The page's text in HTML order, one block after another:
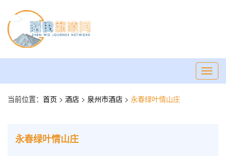
当前位置： 首页 > 酒店 > 泉州市酒店 > 永春绿叶情山庄
永春绿叶情山庄